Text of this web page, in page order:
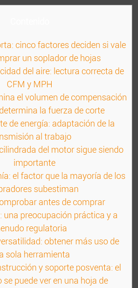
cinco factores deciden si vale
un soplador de hojas
del aire: lectura correcta de
CFM y MPH
el volumen de compensación
la fuerza de corte
de energía: adaptación de la
al trabajo
del motor sigue siendo
importante
el factor que la mayoría de los
subestiman
antes de comprar
una preocupación práctica y a
regulatoria
obtener más uso de
sola herramienta
y soporte posventa: el
puede ver en una hoja de